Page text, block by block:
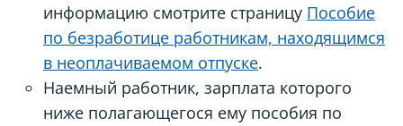
информацию смотрите страницу Пособие
по безработице работникам, находящимся
в неоплачиваемом отпуске.
Наемный работник, зарплата которого
ниже полагающегося ему пособия по